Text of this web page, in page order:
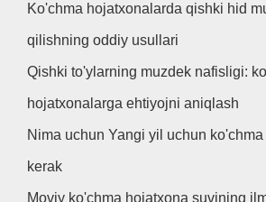
Ko'chma hojatxonalarda qishki hid
qilishning oddiy usullari
Qishki to'ylarning muzdek nafisligi:
hojatxonalarga ehtiyojni aniqlash
Nima uchun Yangi yil uchun
kerak
Moviy ko'chma hojatxona suvining